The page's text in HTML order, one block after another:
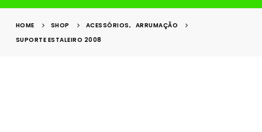
HOME SHOP ACESSÓRIOS, ARRUMAÇÃO
SUPORTE ESTALEIRO 2008